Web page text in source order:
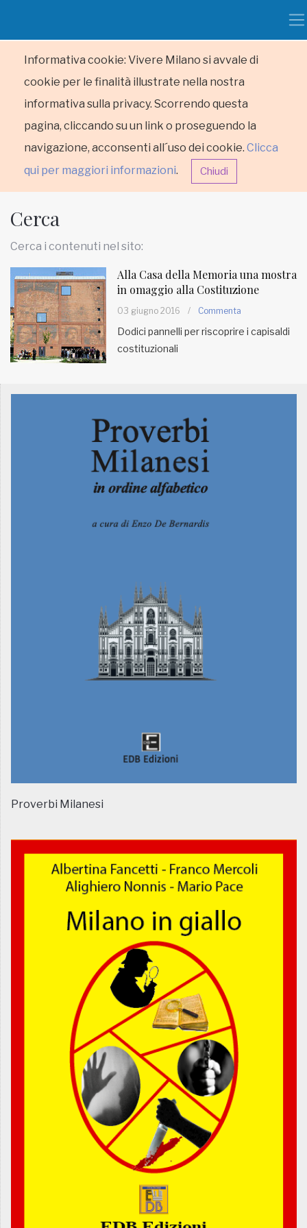
Informativa cookie: Vivere Milano si avvale di
cookie per le finalità illustrate nella nostra
informativa sulla privacy. Scorrendo questa
pagina, cliccando su un link o proseguendo la
navigazione, acconsenti all´uso dei cookie. Clicca
qui per maggiori informazioni. Chiudi
HOME
RUBRICHE
MUNICIPI
www.viveremilano.info
Fondato e diretto da Enzo De
Imbonati, 89 20159 Milano (Italia)
Cerca
Cerca i contenuti nel sito:
Alla Casa della Memoria una mostra
in omaggio alla Costituzione
03 giugno 2016 / Commenta
Dodici pannelli per riscoprire i capisaldi
costituzionali
Proverbi Milanesi